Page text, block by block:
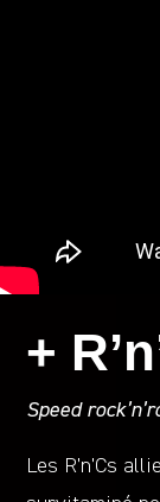
+
Speed
Les R’n’Cs